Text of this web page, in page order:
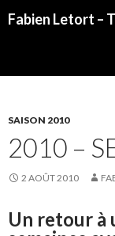
Fabien Letort –
SAISON 2010
2010 –
2 AOÛT 2010
Un retour à